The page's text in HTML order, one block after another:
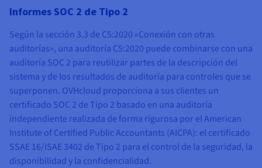
Informes SOC 2 de Tipo 2
Según la sección 3.3 de C5:2020 «Conexión con otras
auditorías», una auditoría C5:2020 puede combinarse con una
auditoría SOC 2 para reutilizar partes de la descripción del
sistema y de los resultados de auditoría para controles que se
superponen. OVHcloud proporciona a sus clientes un
certificado SOC 2 de Tipo 2 basado en una auditoría
independiente realizada de forma rigurosa por el American
Institute of Certified Public Accountants (AICPA): el certificado
SSAE 16/ISAE 3402 de Tipo 2 para el control de la seguridad, la
disponibilidad y la confidencialidad.